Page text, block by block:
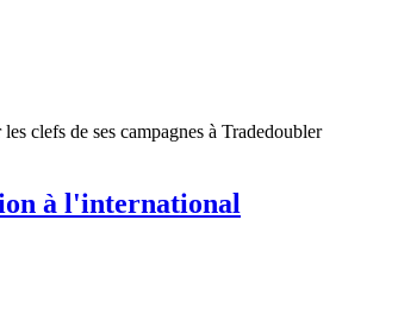
clefs de ses campagnes à Tradedoubler
à l'international